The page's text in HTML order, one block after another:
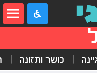
כושר ותזונה